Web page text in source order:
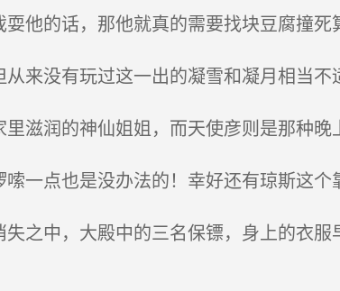
他的话，那他就真的需要找块豆腐撞死
来没有玩过这一出的凝雪和凝月相当不
滋润的神仙姐姐，而天使彦则是那种晚
一点也是没办法的！幸好还有琼斯这个
之中，大殿中的三名保镖，身上的衣服